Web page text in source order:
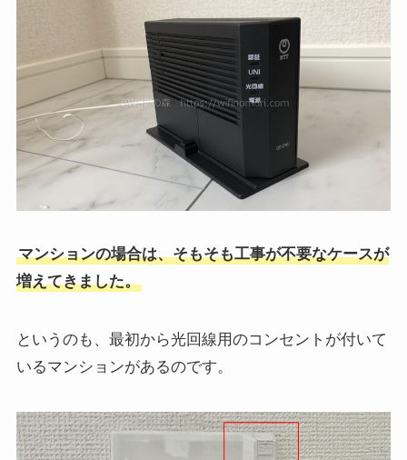
マンションの場合は、そもそも工事が不要なケースが
増えてきました。
というのも、最初から光回線用のコンセントが付いて
いるマンションがあるのです。